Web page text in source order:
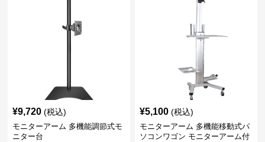
¥9,720 (税込)
モニターアーム 多機能調節式モ
ニター台
¥5,100 (税込)
モニターアーム 多機能移動式パ
ソコンワゴン モニターアーム付